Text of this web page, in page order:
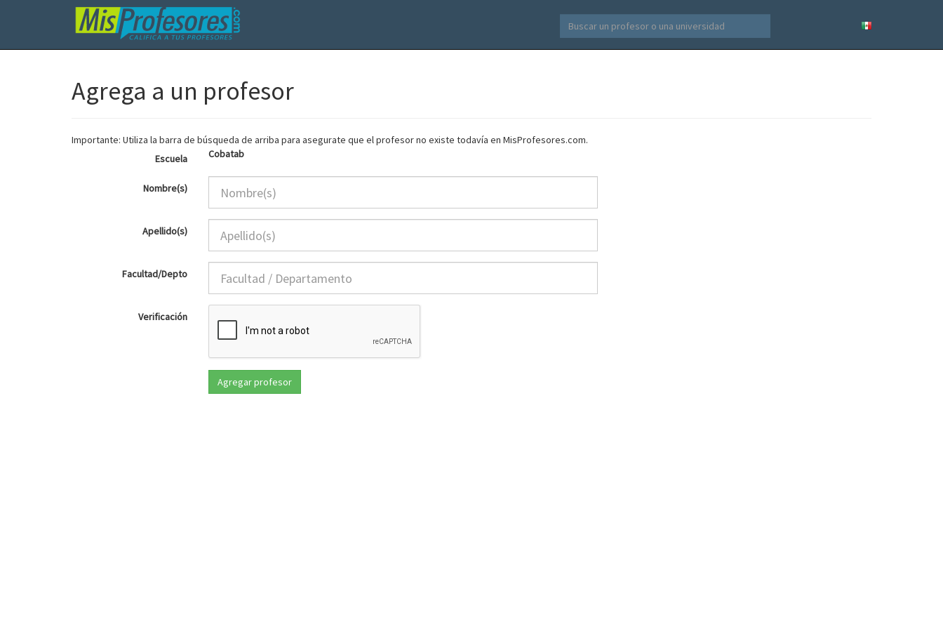
Agrega a un profesor
Importante: Utiliza la barra de búsqueda de arriba para asegurate que el profesor no existe todavía en MisProfesores.com.
Escuela
Cobatab
Nombre(s)
Apellido(s)
Facultad/Depto
Verificación